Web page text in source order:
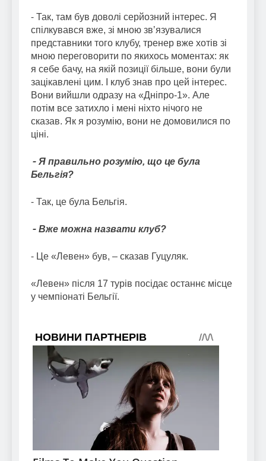
⁃ Так, там був доволі серйозний інтерес. Я
спілкувався вже, зі мною звʼязувалися
представники того клубу, тренер вже хотів зі
мною переговорити по якихось моментах: як
я себе бачу, на якій позиції більше, вони були
зацікавлені цим. І клуб знав про цей інтерес.
Вони вийшли одразу на «Дніпро-1». Але
потім все затихло і мені ніхто нічого не
сказав. Як я розумію, вони не домовилися по
ціні.
⁃ Я правильно розумію, що це була
Бельгія?
⁃ Так, це була Бельгія.
⁃ Вже можна назвати клуб?
⁃ Це «Левен» був, – сказав Гуцуляк.
«Левен» після 17 турів посідає останнє місце
у чемпіонаті Бельгії.